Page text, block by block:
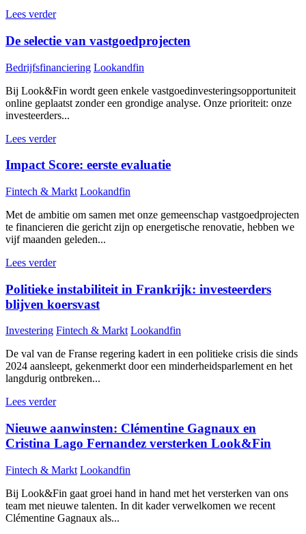
Lees verder
De selectie van vastgoedprojecten
Bedrijfsfinanciering Lookandfin
Bij Look&Fin wordt geen enkele vastgoedinvesteringsopportuniteit
online geplaatst zonder een grondige analyse. Onze prioriteit: onze
investeerders...
Lees verder
Impact Score: eerste evaluatie
Fintech & Markt Lookandfin
Met de ambitie om samen met onze gemeenschap vastgoedprojecten
te financieren die gericht zijn op energetische renovatie, hebben we
vijf maanden geleden...
Lees verder
Politieke instabiliteit in Frankrijk: investeerders
blijven koersvast
Investering Fintech & Markt Lookandfin
De val van de Franse regering kadert in een politieke crisis die sinds
2024 aansleept, gekenmerkt door een minderheidsparlement en het
langdurig ontbreken...
Lees verder
Nieuwe aanwinsten: Clémentine Gagnaux en
Cristina Lago Fernandez versterken Look&Fin
Fintech & Markt Lookandfin
Bij Look&Fin gaat groei hand in hand met het versterken van ons
team met nieuwe talenten. In dit kader verwelkomen we recent
Clémentine Gagnaux als...